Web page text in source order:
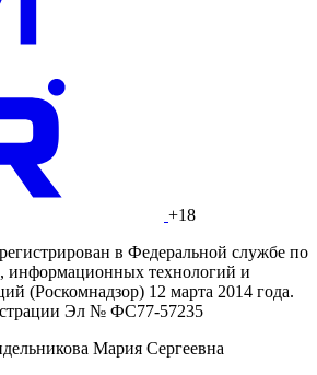
+18
в Федеральной службе по
информационных технологий и
(Роскомнадзор) 12 марта 2014 года.
Эл № ФС77-57235
Мария Сергеевна